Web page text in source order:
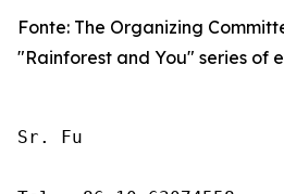
Fonte: The Organizing
"Rainforest and You" series of
Sr. Fu